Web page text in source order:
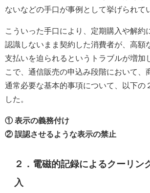
ないなどの手口が事例として挙げられて
こういった手口により、定期購入や解約
認識しないまま契約した消費者が、高額
支払いを迫られるというトラブルが増加
こで、通信販売の申込み段階において、
通常必要な基本的事項について、以下の
した。
① 表示の義務付け
② 誤認させるような表示の禁止
２．電磁的記録によるクーリン
入